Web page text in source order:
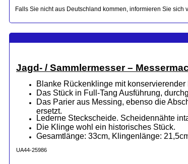
Falls Sie nicht aus Deutschland kommen, informieren Sie
Jagd- / Sammlermesser –
Blanke Rückenklinge mit
Das Stück in Full-Tang Ausführung,
Das Parier aus Messing, ebenso die
ersetzt.
Lederne Steckscheide. Scheidennähte
Die Klinge wohl ein historisches Stück.
Gesamtlänge: 33cm, Klingenlänge:
UA44-25986